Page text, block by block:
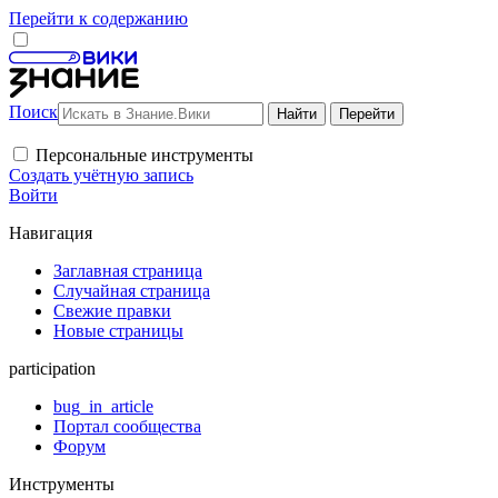
Перейти к содержанию
Поиск
Персональные инструменты
Создать учётную запись
Войти
Навигация
Заглавная страница
Случайная страница
Свежие правки
Новые страницы
participation
bug_in_article
Портал сообщества
Форум
Инструменты